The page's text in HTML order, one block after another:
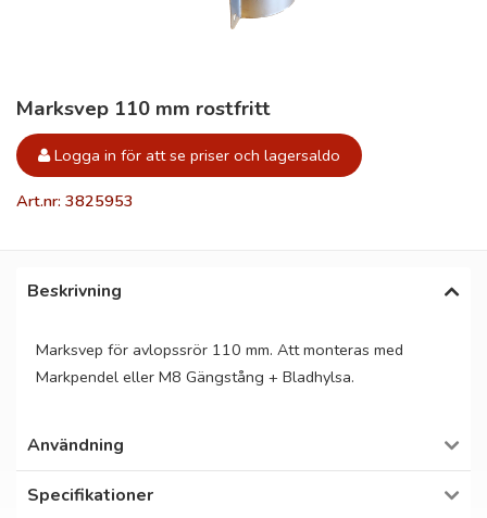
Marksvep 110 mm rostfritt
Logga in för att se priser och lagersaldo
Art.nr: 3825953
Beskrivning
Marksvep för avlopssrör 110 mm. Att monteras med
Markpendel eller M8 Gängstång + Bladhylsa.
Användning
Specifikationer